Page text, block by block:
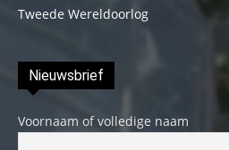
Tweede Wereldoorlog
Nieuwsbrief
Voornaam of volledige naam